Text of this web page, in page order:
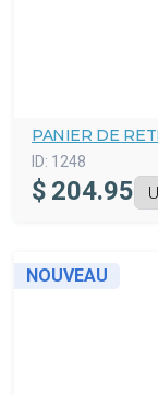
PANIER DE
ID: 1248
$ 204.95
NOUVEAU